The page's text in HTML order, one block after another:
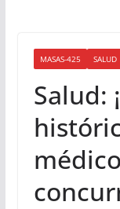
MASAS-425 SALUD
Salud: